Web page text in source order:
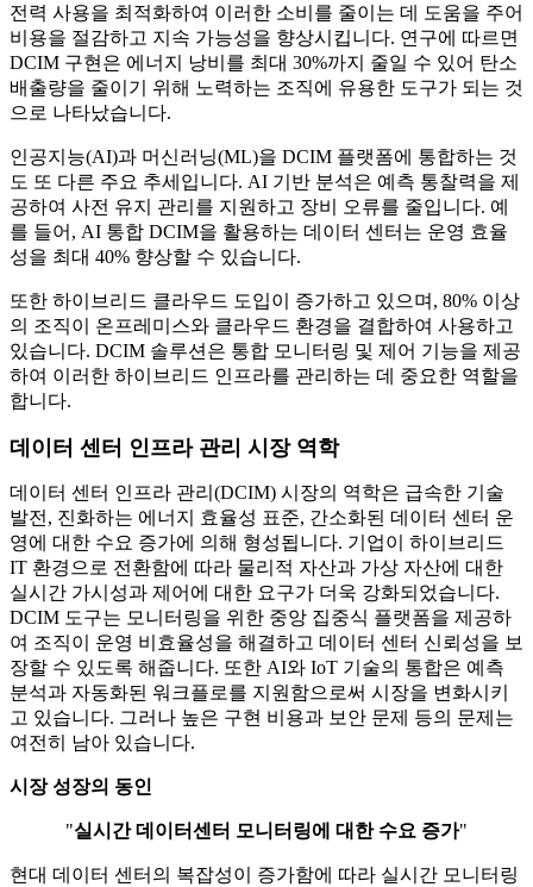
전력 사용을 최적화하여 이러한 소비를 줄이는 데 도움을 주어
비용을 절감하고 지속 가능성을 향상시킵니다. 연구에 따르면
DCIM 구현은 에너지 낭비를 최대 30%까지 줄일 수 있어 탄소
배출량을 줄이기 위해 노력하는 조직에 유용한 도구가 되는 것
으로 나타났습니다.
인공지능(AI)과 머신러닝(ML)을 DCIM 플랫폼에 통합하는 것
도 또 다른 주요 추세입니다. AI 기반 분석은 예측 통찰력을 제
공하여 사전 유지 관리를 지원하고 장비 오류를 줄입니다. 예
를 들어, AI 통합 DCIM을 활용하는 데이터 센터는 운영 효율
성을 최대 40% 향상할 수 있습니다.
또한 하이브리드 클라우드 도입이 증가하고 있으며, 80% 이상
의 조직이 온프레미스와 클라우드 환경을 결합하여 사용하고
있습니다. DCIM 솔루션은 통합 모니터링 및 제어 기능을 제공
하여 이러한 하이브리드 인프라를 관리하는 데 중요한 역할을
합니다.
데이터 센터 인프라 관리 시장 역학
데이터 센터 인프라 관리(DCIM) 시장의 역학은 급속한 기술
발전, 진화하는 에너지 효율성 표준, 간소화된 데이터 센터 운
영에 대한 수요 증가에 의해 형성됩니다. 기업이 하이브리드
IT 환경으로 전환함에 따라 물리적 자산과 가상 자산에 대한
실시간 가시성과 제어에 대한 요구가 더욱 강화되었습니다.
DCIM 도구는 모니터링을 위한 중앙 집중식 플랫폼을 제공하
여 조직이 운영 비효율성을 해결하고 데이터 센터 신뢰성을 보
장할 수 있도록 해줍니다. 또한 AI와 IoT 기술의 통합은 예측
분석과 자동화된 워크플로를 지원함으로써 시장을 변화시키
고 있습니다. 그러나 높은 구현 비용과 보안 문제 등의 문제는
여전히 남아 있습니다.
시장 성장의 동인
"실시간 데이터센터 모니터링에 대한 수요 증가"
현대 데이터 센터의 복잡성이 증가함에 따라 실시간 모니터링